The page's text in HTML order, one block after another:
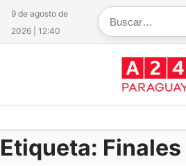
9 de agosto de
2026 | 12:40
Etiqueta: Finales